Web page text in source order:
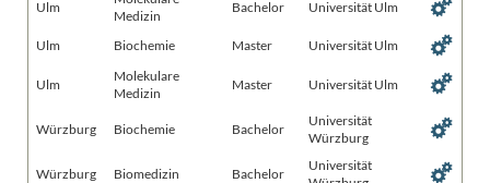
Ulm
Medizin
Bachelor Universität Ulm
Ulm Biochemie Master Universität Ulm
Ulm
Molekulare
Medizin
Master Universität Ulm
Würzburg Biochemie Bachelor
Universität
Würzburg
Würzburg Biomedizin Bachelor
Universität